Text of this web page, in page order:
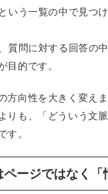
いう一覧の中で見つ
質問に対する回答の
目的です。
方向性を大きく変えま
りも、「どういう文
す。
ージではなく「